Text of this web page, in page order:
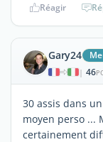
Réagir
Gary24
| 46
30 assis dans
moyen perso ...
certainement